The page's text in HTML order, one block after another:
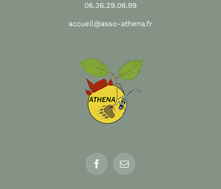
06.36.29.08.99
accueil@asso-athena.fr